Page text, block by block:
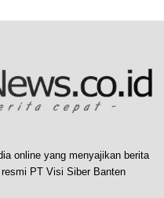
online yang menyajikan berita
PT Visi Siber Banten